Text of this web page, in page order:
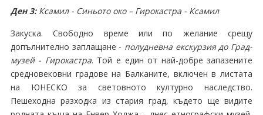
Ден 3: Ксамил - Синьото око – Гирокастра - Ксамил
Закуска. Свободно време или по желание срещу
допълнително заплащане - полудневна екскурзия до Град-
музей - Гирокастра. Той е един от най-добре запазените
средновековни градове на Балканите, включен в листата
на ЮНЕСКО за световното културно наследство.
Пешеходна разходка из стария град, където ще видите